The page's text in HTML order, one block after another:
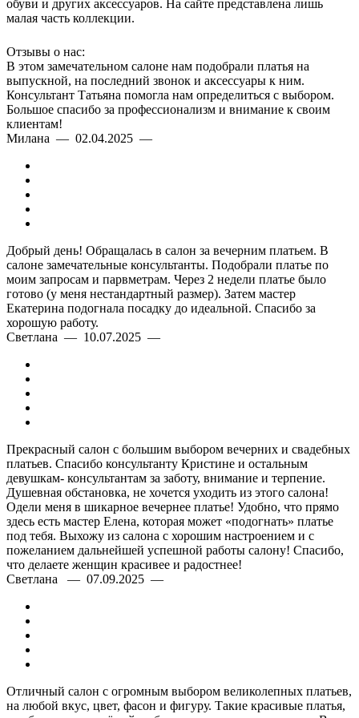
обуви и других аксессуаров. На сайте представлена лишь
малая часть коллекции.
Отзывы о нас:
В этом замечательном салоне нам подобрали платья на
выпускной, на последний звонок и аксессуары к ним.
Консультант Татьяна помогла нам определиться с выбором.
Большое спасибо за профессионализм и внимание к своим
клиентам!
Милана — 02.04.2025 —
Добрый день! Обращалась в салон за вечерним платьем. В
салоне замечательные консультанты. Подобрали платье по
моим запросам и парвметрам. Через 2 недели платье было
готово (у меня нестандартный размер). Затем мастер
Екатерина подогнала посадку до идеальной. Спасибо за
хорошую работу.
Светлана — 10.07.2025 —
Прекрасный салон с большим выбором вечерних и свадебных
платьев. Спасибо консультанту Кристине и остальным
девушкам- консультантам за заботу, внимание и терпение.
Душевная обстановка, не хочется уходить из этого салона!
Одели меня в шикарное вечернее платье! Удобно, что прямо
здесь есть мастер Елена, которая может «подогнать» платье
под тебя. Выхожу из салона с хорошим настроением и с
пожеланием дальнейшей успешной работы салону! Спасибо,
что делаете женщин красивее и радостнее!
Светлана — 07.09.2025 —
Отличный салон с огромным выбором великолепных платьев,
на любой вкус, цвет, фасон и фигуру. Такие красивые платья,